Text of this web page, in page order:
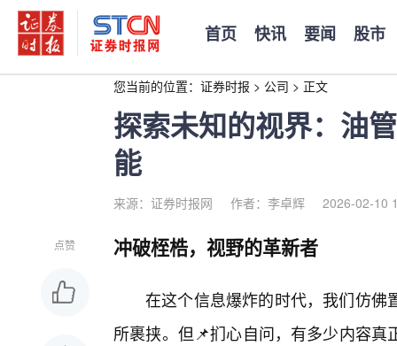
首页 快讯 要闻 股市
您当前的位置： 证券时报 > 公司 > 正文
探索未知的视界：油
能
来源：证券时报网 作者：李卓辉 2026-02-10
点赞 冲破桎梏，视野的革新者
在这个信息爆炸的时代，我们仿佛
所裹挟。但📌扪心自问，有多少内容